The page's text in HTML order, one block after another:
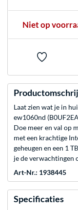
Niet op
Laat zien wat je in
ew1060nd
Doe meer en val op
met een krachtige
geheugen en een 1
je de verwachtingen
Art-Nr.: 1938445
Specificaties